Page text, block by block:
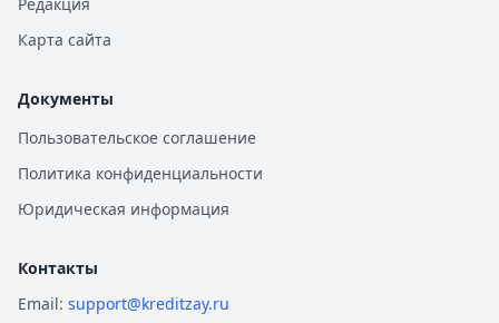
Карта сайта
Документы
Пользовательское соглашение
Политика конфиденциальности
Юридическая информация
Контакты
Email: support@kreditzay.ru